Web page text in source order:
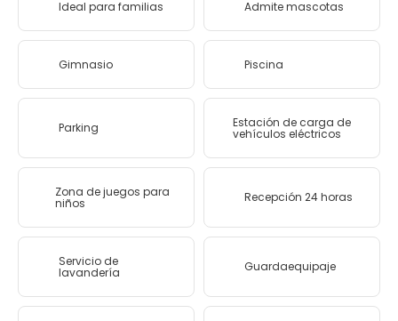
Ideal para familias Admite mascotas
Gimnasio Piscina
Parking Estación de carga de
vehículos eléctricos
Zona de juegos para
niños Recepción 24 horas
Servicio de
lavandería Guardaequipaje